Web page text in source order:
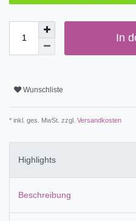
In
Wunschliste
* inkl. ges. MwSt. zzgl. Versandkosten
Highlights
Beschreibung